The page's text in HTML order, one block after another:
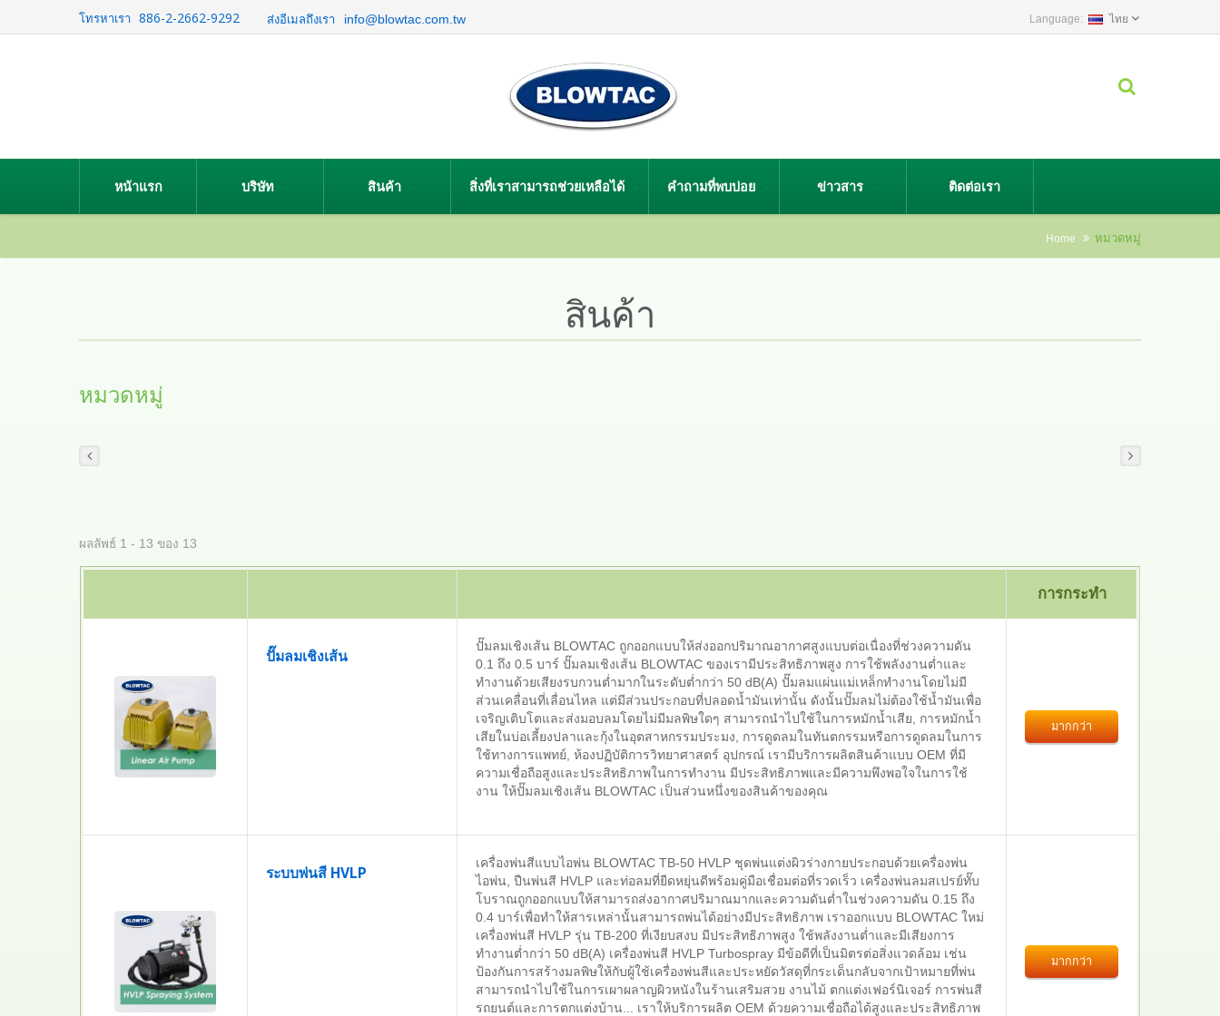
โทรหาเรา 886-2-2662-9292 ส่งอีเมลถึงเรา info@blowtac.com.tw ไทย
หน้าแรก บริษัท สินค้า สิ่งที่เราสามารถช่วยเหลือได้ คำถามที่พบบ่อย ข่าวสาร ติดต่อเรา
Home หมวดหมู่
สินค้า
หมวดหมู่
ผลลัพธ์ 1 - 13 ของ 13
การกระทำ
ปั๊มลมเชิงเส้น
ปั๊มลมเชิงเส้น BLOWTAC ถูกออกแบบให้ส่งออกปริมาณอากาศสูงแบบต่อเนื่องที่ช่วงความดัน
0.1 ถึง 0.5 บาร์ ปั๊มลมเชิงเส้น BLOWTAC ของเรามีประสิทธิภาพสูง การใช้พลังงานต่ำและ
ทำงานด้วยเสียงรบกวนต่ำมากในระดับต่ำกว่า 50 dB(A) ปั๊มลมแผ่นแม่เหล็กทำงานโดยไม่มี
ส่วนเคลื่อนที่เลื่อนไหล แต่มีส่วนประกอบที่ปลอดน้ำมันเท่านั้น ดังนั้นปั๊มลมไม่ต้องใช้น้ำมันเพื่อ
เจริญเติบโตและส่งมอบลมโดยไม่มีมลพิษใดๆ สามารถนำไปใช้ในการหมักน้ำเสีย, การหมักน้ำ
เสียในบ่อเลี้ยงปลาและกุ้งในอุตสาหกรรมประมง, การดูดลมในทันตกรรมหรือการดูดลมในการ
ใช้ทางการแพทย์, ห้องปฏิบัติการวิทยาศาสตร์ อุปกรณ์ เรามีบริการผลิตสินค้าแบบ OEM ที่มี
ความเชื่อถือสูงและประสิทธิภาพในการทำงาน มีประสิทธิภาพและมีความพึงพอใจในการใช้
งาน ให้ปั๊มลมเชิงเส้น BLOWTAC เป็นส่วนหนึ่งของสินค้าของคุณ
มากกว่า
ระบบพ่นสี HVLP
เครื่องพ่นสีแบบไอพ่น BLOWTAC TB-50 HVLP ชุดพ่นแต่งผิวร่างกายประกอบด้วยเครื่องพ่น
ไอพ่น, ปืนพ่นสี HVLP และท่อลมที่ยืดหยุ่นดีพร้อมคู่มือเชื่อมต่อที่รวดเร็ว เครื่องพ่นลมสเปรย์ทั๊บ
โบราณถูกออกแบบให้สามารถส่งอากาศปริมาณมากและความดันต่ำในช่วงความดัน 0.15 ถึง
0.4 บาร์เพื่อทำให้สารเหล่านั้นสามารถพ่นได้อย่างมีประสิทธิภาพ เราออกแบบ BLOWTAC ใหม่
เครื่องพ่นสี HVLP รุ่น TB-200 ที่เงียบสงบ มีประสิทธิภาพสูง ใช้พลังงานต่ำและมีเสียงการ
ทำงานต่ำกว่า 50 dB(A) เครื่องพ่นสี HVLP Turbospray มีข้อดีที่เป็นมิตรต่อสิ่งแวดล้อม เช่น
ป้องกันการสร้างมลพิษให้กับผู้ใช้เครื่องพ่นสีและประหยัดวัสดุที่กระเด็นกลับจากเป้าหมายที่พ่น
สามารถนำไปใช้ในการเผาผลาญผิวหนังในร้านเสริมสวย งานไม้ ตกแต่งเฟอร์นิเจอร์ การพ่นสี
รถยนต์และการตกแต่งบ้าน... เราให้บริการผลิต OEM ด้วยความเชื่อถือได้สูงและประสิทธิภาพ
มากกว่า